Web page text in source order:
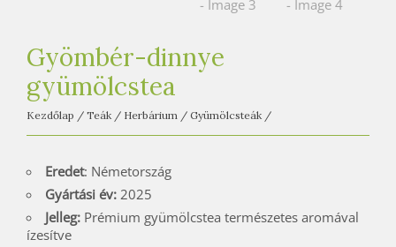
e
a
h
á
Gyömbér-dinnye
gyümölcstea
Kezdőlap / Teák / Herbárium / Gyümölcsteák /
Eredet: Németország
Gyártási év: 2025
Jelleg: Prémium gyümölcstea természetes aromával
ízesítve